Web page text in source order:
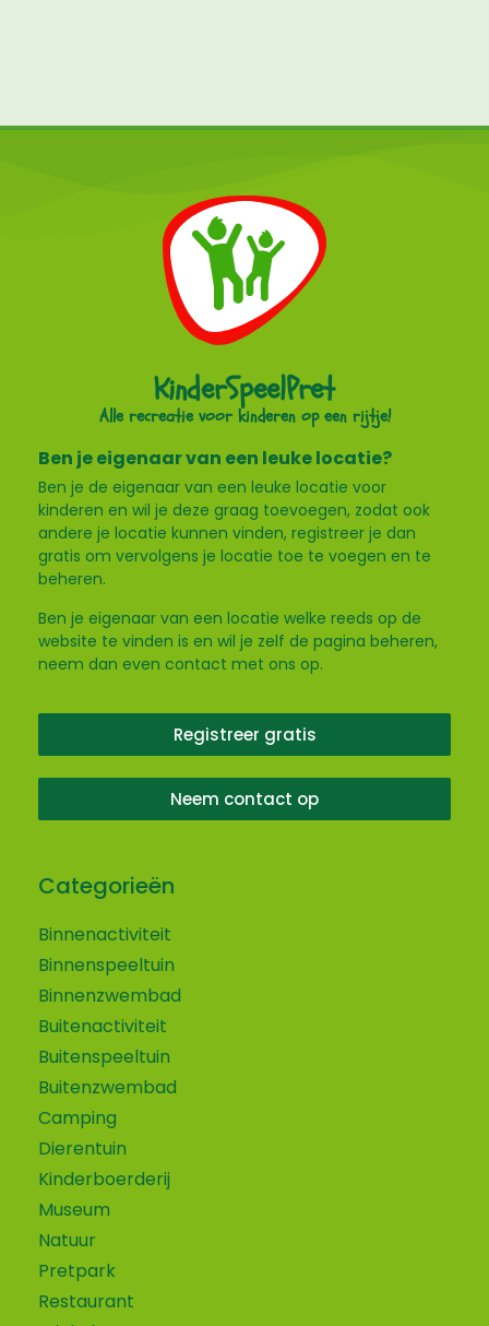
KinderSpeelPret
Alle recreatie voor kinderen op een rijtje!
Ben je eigenaar van een leuke locatie?
Ben je de eigenaar van een leuke locatie voor
kinderen en wil je deze graag toevoegen, zodat ook
andere je locatie kunnen vinden, registreer je dan
gratis om vervolgens je locatie toe te voegen en te
beheren.
Ben je eigenaar van een locatie welke reeds op de
website te vinden is en wil je zelf de pagina beheren,
neem dan even contact met ons op.
Registreer gratis
Neem contact op
Categorieën
Binnenactiviteit
Binnenspeeltuin
Binnenzwembad
Buitenactiviteit
Buitenspeeltuin
Buitenzwembad
Camping
Dierentuin
Kinderboerderij
Museum
Natuur
Pretpark
Restaurant